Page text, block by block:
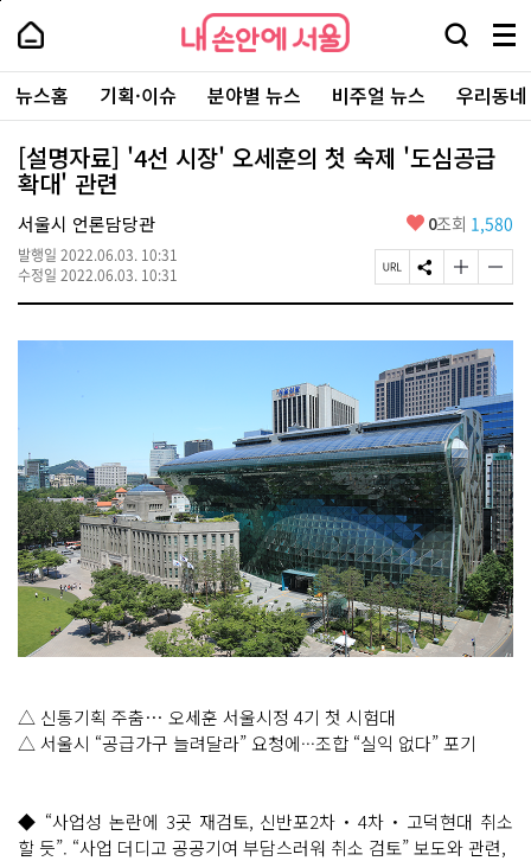
본
로
가
내
손
안
에
서
울
-
서
울
시
대
표
소
통
포
내
손
에
울
검
창
열
기
메
뉴
전
체
보
주
요
서
뉴스홈 기획·이슈 분야별 뉴스 비주얼 뉴스 우리동
[설명자료] '4선 시장' 오세훈의 첫 숙제 '도심공급
확대' 관련
서울시 언론담당관
발행일 2022.06.03. 10:31
수정일 2022.06.03. 10:31
좋
요
0조회 1,580
페
이
U
L
복
사
S
N
공
유
하
기
글
자
기
크
게
변
경
하
기
글
자
기
작
게
변
경
하
기
△ 신통기획 주춤… 오세훈 서울시정 4기 첫 시험대
△ 서울시 “공급가구 늘려달라” 요청에···조합 “실익 없다” 포기
◆ “사업성 논란에 3곳 재검토, 신반포2차・4차・고덕현대 취소
할 듯”. “사업 더디고 공공기여 부담스러워 취소 검토” 보도와 관련,
페
상
단
로